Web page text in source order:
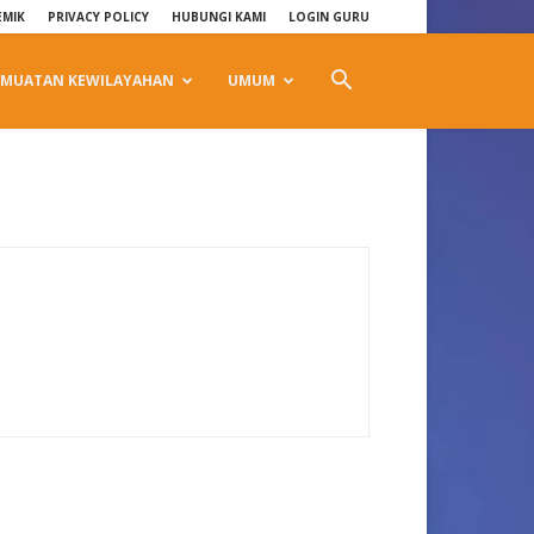
PRIVACY POLICY HUBUNGI KAMI LOGIN GURU
MUATAN KEWILAYAHAN UMUM